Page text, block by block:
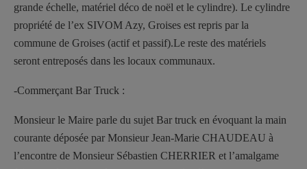
grande échelle, matériel déco de noël et le cylindre). Le cylindre
propriété de l’ex SIVOM Azy, Groises est repris par la
commune de Groises (actif et passif).Le reste des matériels
seront entreposés dans les locaux communaux.
-Commerçant Bar Truck :
Monsieur le Maire parle du sujet Bar truck en évoquant la main
courante déposée par Monsieur Jean-Marie CHAUDEAU à
l’encontre de Monsieur Sébastien CHERRIER et l’amalgame